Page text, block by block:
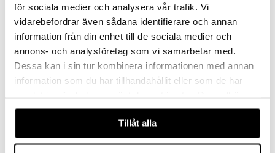
för sociala medier och analysera vår trafik. Vi
vidarebefordrar även sådana identifierare och annan
information från din enhet till de sociala medier och
annons- och analysföretag som vi samarbetar med.
Dessa kan i sin tur kombinera informationen med annan
information som du har tillhandahållit eller som de har
våra cookies vid fortsatt användande av vår webbplats.
Tillåt alla
Dense Beef Liver
DENSE
Dense Beef Organs
DENSE